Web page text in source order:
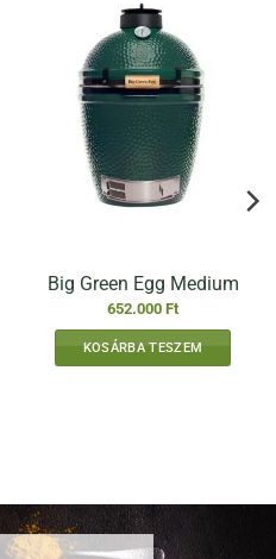
Big Green Egg Medium
652.000 Ft
KOSÁRBA TESZEM